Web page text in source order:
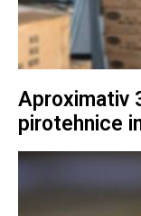
Aproximativ
pirotehnice